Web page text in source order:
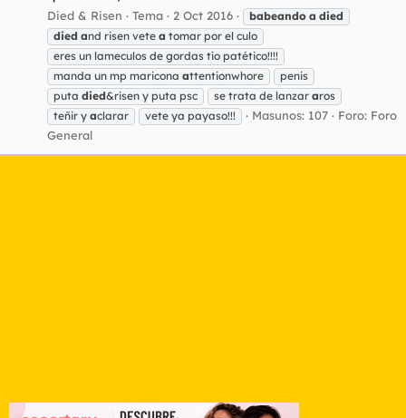
Died & Risen Tema 2 Oct 2016 babeando a died
died and risen vete a tomar por el culo
eres un lameculos de gordas tio patético!!!!
manda un mp maricona attentionwhore
penis
puta died&risen y puta psc se trata de lanzar aros
teñir y aclarar vete ya payaso!!! Masunos: 107 Foro: Foro
General